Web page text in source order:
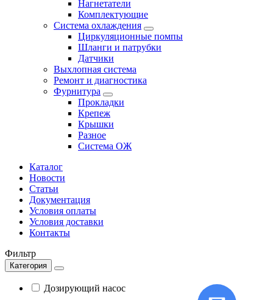
Нагнетатели
Комплектующие
Система охлаждения
Циркуляционные помпы
Шланги и патрубки
Датчики
Выхлопная система
Ремонт и диагностика
Фурнитура
Прокладки
Крепеж
Крышки
Разное
Система ОЖ
Каталог
Новости
Статьи
Документация
Условия оплаты
Условия доставки
Контакты
Фильтр
Категория
Дозирующий насос